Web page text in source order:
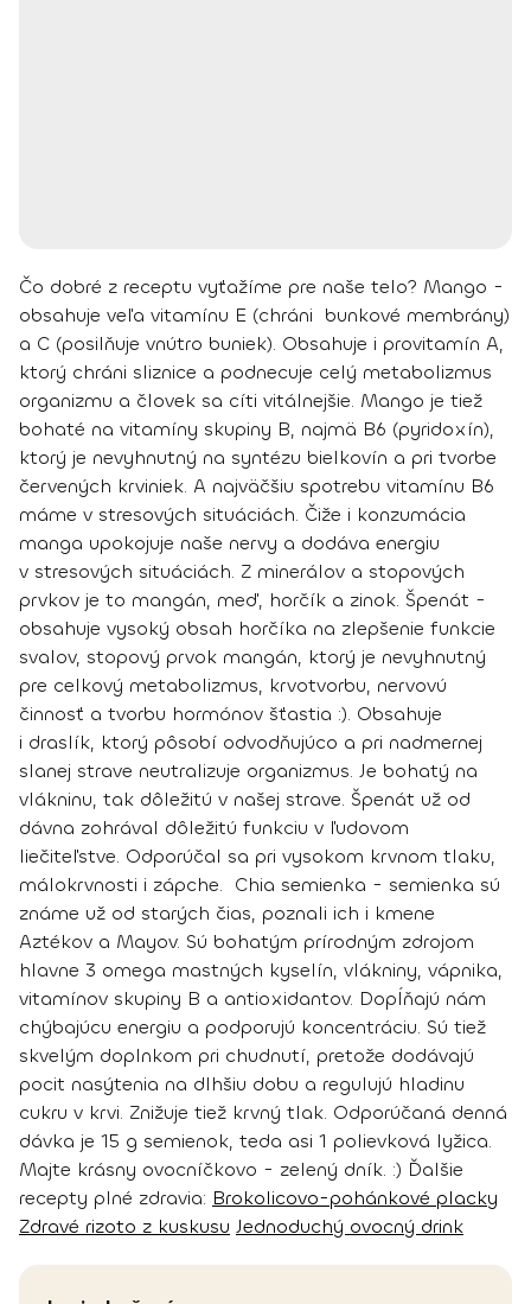
Čo dobré z receptu vyťažíme pre naše telo? Mango -
obsahuje veľa vitamínu E (chráni bunkové membrány)
a C (posilňuje vnútro buniek). Obsahuje i provitamín A,
ktorý chráni sliznice a podnecuje celý metabolizmus
organizmu a človek sa cíti vitálnejšie. Mango je tiež
bohaté na vitamíny skupiny B, najmä B6 (pyridoxín),
ktorý je nevyhnutný na syntézu bielkovín a pri tvorbe
červených krviniek. A najväčšiu spotrebu vitamínu B6
máme v stresových situáciách. Čiže i konzumácia
manga upokojuje naše nervy a dodáva energiu
v stresových situáciách. Z minerálov a stopových
prvkov je to mangán, meď, horčík a zinok. Špenát -
obsahuje vysoký obsah horčíka na zlepšenie funkcie
svalov, stopový prvok mangán, ktorý je nevyhnutný
pre celkový metabolizmus, krvotvorbu, nervovú
činnosť a tvorbu hormónov šťastia :). Obsahuje
i draslík, ktorý pôsobí odvodňujúco a pri nadmernej
slanej strave neutralizuje organizmus. Je bohatý na
vlákninu, tak dôležitú v našej strave. Špenát už od
dávna zohrával dôležitú funkciu v ľudovom
liečiteľstve. Odporúčal sa pri vysokom krvnom tlaku,
málokrvnosti i zápche. Chia semienka - semienka sú
známe už od starých čias, poznali ich i kmene
Aztékov a Mayov. Sú bohatým prírodným zdrojom
hlavne 3 omega mastných kyselín, vlákniny, vápnika,
vitamínov skupiny B a antioxidantov. Dopĺňajú nám
chýbajúcu energiu a podporujú koncentráciu. Sú tiež
skvelým doplnkom pri chudnutí, pretože dodávajú
pocit nasýtenia na dlhšiu dobu a regulujú hladinu
cukru v krvi. Znižuje tiež krvný tlak. Odporúčaná denná
dávka je 15 g semienok, teda asi 1 polievková lyžica.
Majte krásny ovocníčkovo - zelený dník. :) Ďalšie
recepty plné zdravia: Brokolicovo-pohánkové placky
Zdravé rizoto z kuskusu Jednoduchý ovocný drink